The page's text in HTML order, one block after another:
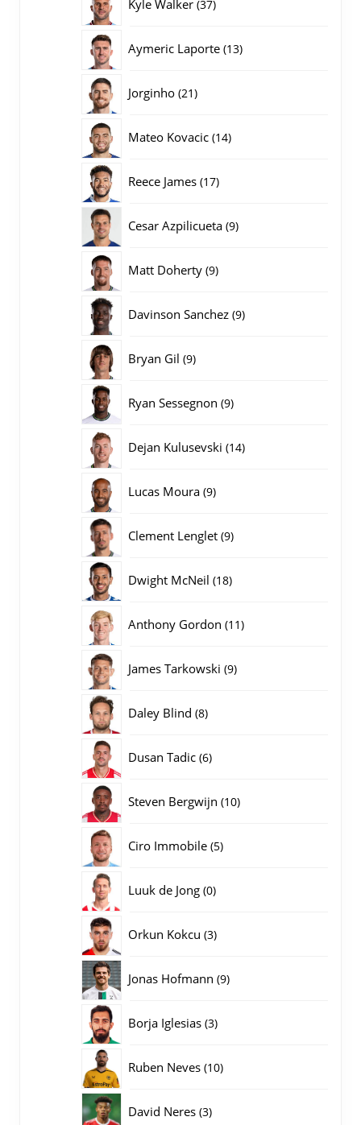
Kyle Walker 37
Aymeric Laporte 1313
Jorginho 2121
Mateo Kovacic 1414
Reece James 1717
Cesar Azpilicueta 99
Matt Doherty 99
Davinson Sanchez 99
Bryan Gil 99
Ryan Sessegnon 99
Dejan Kulusevski 1414
Lucas Moura 99
Clement Lenglet 99
Dwight McNeil 1818
Anthony Gordon 1111
James Tarkowski 99
Daley Blind 88
Dusan Tadic 66
Steven Bergwijn 1010
Ciro Immobile 55
Luuk de Jong 00
Orkun Kokcu 33
Jonas Hofmann 99
Borja Iglesias 33
Ruben Neves 1010
David Neres 33